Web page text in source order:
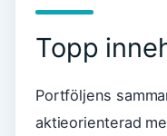
Topp
Portföljens
aktieorienterad